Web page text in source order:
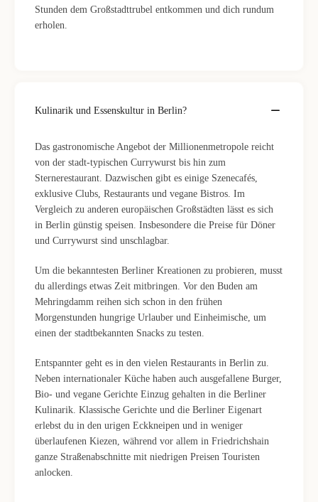
Stunden dem Großstadttrubel entkommen und dich rundum
erholen.
Kulinarik und Essenskultur in Berlin?
Das gastronomische Angebot der Millionenmetropole reicht
von der stadt-typischen Currywurst bis hin zum
Sternerestaurant. Dazwischen gibt es einige Szenecafés,
exklusive Clubs, Restaurants und vegane Bistros. Im
Vergleich zu anderen europäischen Großstädten lässt es sich
in Berlin günstig speisen. Insbesondere die Preise für Döner
und Currywurst sind unschlagbar.
Um die bekanntesten Berliner Kreationen zu probieren, musst
du allerdings etwas Zeit mitbringen. Vor den Buden am
Mehringdamm reihen sich schon in den frühen
Morgenstunden hungrige Urlauber und Einheimische, um
einen der stadtbekannten Snacks zu testen.
Entspannter geht es in den vielen Restaurants in Berlin zu.
Neben internationaler Küche haben auch ausgefallene Burger,
Bio- und vegane Gerichte Einzug gehalten in die Berliner
Kulinarik. Klassische Gerichte und die Berliner Eigenart
erlebst du in den urigen Eckkneipen und in weniger
überlaufenen Kiezen, während vor allem in Friedrichshain
ganze Straßenabschnitte mit niedrigen Preisen Touristen
anlocken.